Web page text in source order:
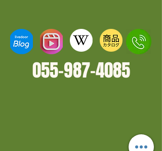
055-987-4085